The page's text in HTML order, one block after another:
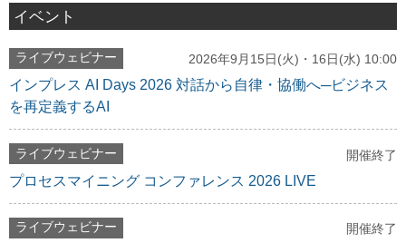
イベント
ライブウェビナー 2026年9月15日(火)・16日(水) 10:00
インプレス AI Days 2026 対話から自律・協働へ─ビジネス
を再定義するAI
ライブウェビナー 開催終了
プロセスマイニング コンファレンス 2026 LIVE
ライブウェビナー 開催終了